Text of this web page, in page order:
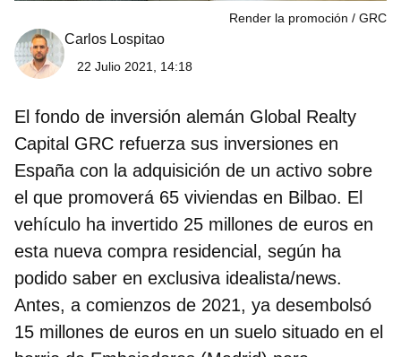
Render la promoción GRC
Carlos Lospitao
22 Julio 2021, 14:18
El fondo de inversión alemán Global Realty
Capital GRC refuerza sus inversiones en
España con la adquisición de un activo sobre
el que promoverá 65 viviendas en Bilbao. El
vehículo ha invertido 25 millones de euros en
esta nueva compra residencial, según ha
podido saber en exclusiva idealista/news.
Antes, a comienzos de 2021, ya desembolsó
15 millones de euros en un suelo situado en el